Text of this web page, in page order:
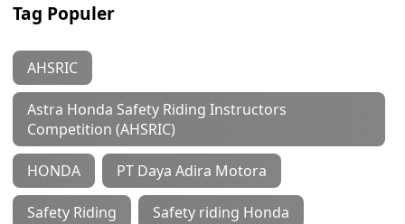
Tag Populer
AHSRIC
Astra Honda Safety Riding Instructors
Competition (AHSRIC)
HONDA PT Daya Adira Motora
Safety Riding Safety riding Honda